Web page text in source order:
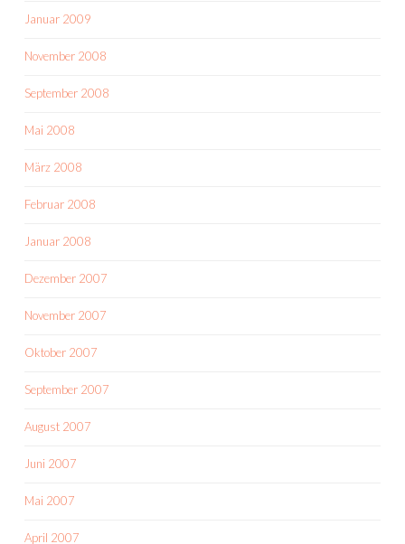
Januar 2009
November 2008
September 2008
Mai 2008
März 2008
Februar 2008
Januar 2008
Dezember 2007
November 2007
Oktober 2007
September 2007
August 2007
Juni 2007
Mai 2007
April 2007